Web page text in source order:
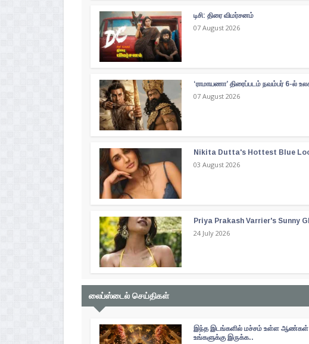
டிசி: திரை விமர்சனம்
07 August 2026
‘ராமாயணா’ திரைப்படம் நவம்பர் 6-ல்
07 August 2026
Nikita Dutta's Hottest Blue
03 August 2026
Priya Prakash Varrier's Sunny
24 July 2026
லைப்ஸ்டைல் செய்திகள்
இந்த இடங்களில் மச்சம் உள்ள ஆண்கள்
உங்களுக்கு இருக்க..